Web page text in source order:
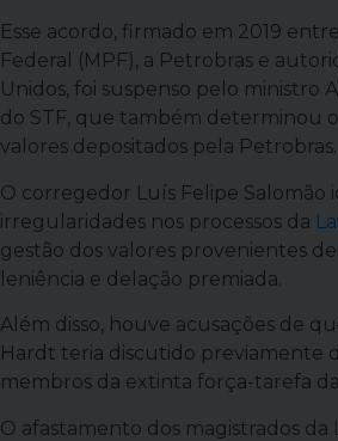
Esse acordo, firmado em 2019
Federal (MPF), a Petrobras e
Unidos, foi suspenso pelo ministro
do STF, que também determinou
valores depositados pela Petrobras.
O corregedor Luís Felipe Salomão
irregularidades nos processos da
gestão dos valores provenientes
leniência e delação premiada.
Além disso, houve acusações de
Hardt teria discutido previamente
membros da extinta força-tarefa da
O afastamento dos magistrados da